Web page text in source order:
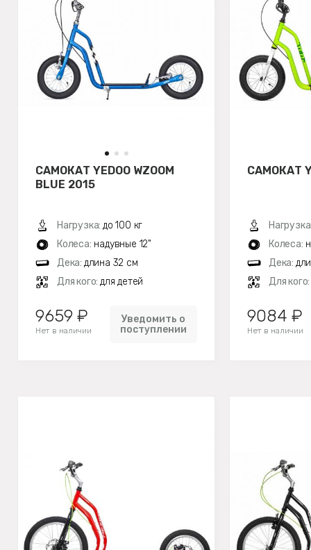
САМОКАТ YEDOO WZOOM
BLUE 2015
Нагрузка: до 100 кг
Колеса: надувные 12"
Дека: длина 32 см
Для кого: для детей
9659 ₽
Нет в наличии
Уведомить о
поступлении
САМОКАТ
Колеса:
Дека:
Для кого:
9084 ₽
Нет в наличии